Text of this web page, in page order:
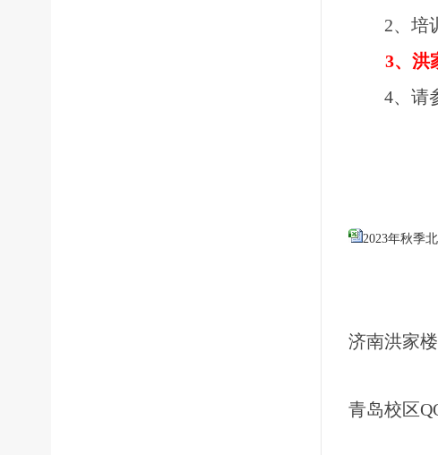
2、培
3、洪
4、请
2023年秋季
济南洪家
青岛校区